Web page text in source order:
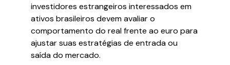
investidores estrangeiros interessados em
ativos brasileiros devem avaliar o
comportamento do real frente ao euro para
ajustar suas estratégias de entrada ou
saída do mercado.